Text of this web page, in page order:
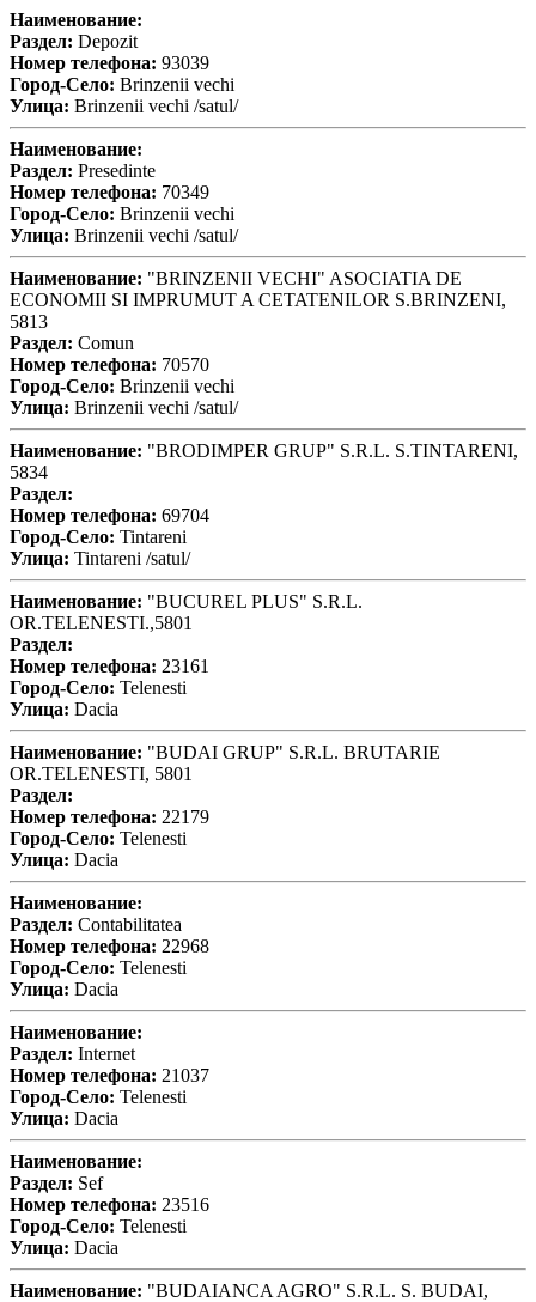
Наименование:
Раздел: Depozit
Номер телефона: 93039
Город-Село: Brinzenii vechi
Улица: Brinzenii vechi /satul/
Наименование:
Раздел: Presedinte
Номер телефона: 70349
Город-Село: Brinzenii vechi
Улица: Brinzenii vechi /satul/
Наименование: "BRINZENII VECHI" ASOCIATIA DE
ECONOMII SI IMPRUMUT A CETATENILOR S.BRINZENI,
5813
Раздел: Comun
Номер телефона: 70570
Город-Село: Brinzenii vechi
Улица: Brinzenii vechi /satul/
Наименование: "BRODIMPER GRUP" S.R.L. S.TINTARENI,
5834
Раздел:
Номер телефона: 69704
Город-Село: Tintareni
Улица: Tintareni /satul/
Наименование: "BUCUREL PLUS" S.R.L.
OR.TELENESTI.,5801
Раздел:
Номер телефона: 23161
Город-Село: Telenesti
Улица: Dacia
Наименование: "BUDAI GRUP" S.R.L. BRUTARIE
OR.TELENESTI, 5801
Раздел:
Номер телефона: 22179
Город-Село: Telenesti
Улица: Dacia
Наименование:
Раздел: Contabilitatea
Номер телефона: 22968
Город-Село: Telenesti
Улица: Dacia
Наименование:
Раздел: Internet
Номер телефона: 21037
Город-Село: Telenesti
Улица: Dacia
Наименование:
Раздел: Sef
Номер телефона: 23516
Город-Село: Telenesti
Улица: Dacia
Наименование: "BUDAIANCA AGRO" S.R.L. S. BUDAI,